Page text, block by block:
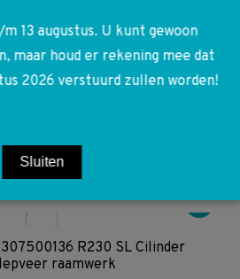
4 MATIC
35,00
reservoir
€130,00
R230 SL Cilinder
raamwerk
13 augustus. U kunt gewoon
maar houd er rekening mee dat
2026 verstuurd zullen worden!
Sluiten